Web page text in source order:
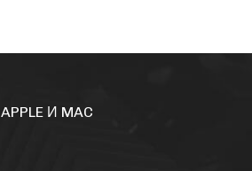
APPLE И MAC